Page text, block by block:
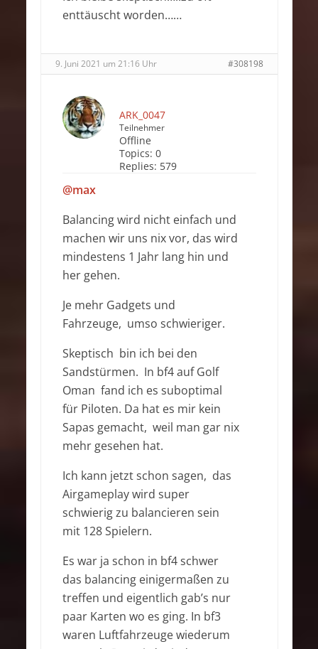
enttäuscht worden……
9. Juni 2021 um 21:16 Uhr #308198
ARK_0047
Teilnehmer
Offline
Topics: 0
Replies: 579
@max
Balancing wird nicht einfach und
machen wir uns nix vor, das wird
mindestens 1 Jahr lang hin und
her gehen.
Je mehr Gadgets und
Fahrzeuge, umso schwieriger.
Skeptisch bin ich bei den
Sandstürmen. In bf4 auf Golf
Oman fand ich es suboptimal
für Piloten. Da hat es mir kein
Sapas gemacht, weil man gar nix
mehr gesehen hat.
Ich kann jetzt schon sagen, das
Airgameplay wird super
schwierig zu balancieren sein
mit 128 Spielern.
Es war ja schon in bf4 schwer
das balancing einigermaßen zu
treffen und eigentlich gab’s nur
paar Karten wo es ging. In bf3
waren Luftfahrzeuge wiederum